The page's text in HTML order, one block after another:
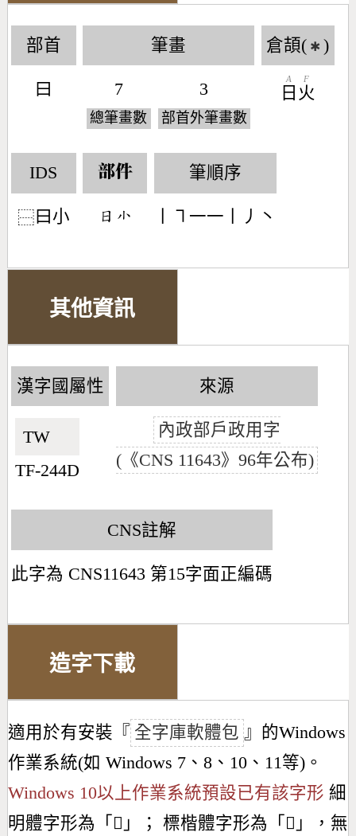
部首
曰
筆畫
7
總筆畫數
3
部首外筆畫數
倉頡( ✱ )
日
A
火
F
IDS
⿱ 曰小
部件
󶃐󶂟
筆順序
丨㇕一一丨丿丶
其他資訊
漢字國屬性
TW🇹🇼
TF-244D
來源
內政部戶政用字
(《CNS 11643》96年公布)
CNS註解
此字為 CNS11643 第15字面正編碼
造字下載
適用於有安裝『 全字庫軟體包 』的Windows
作業系統(如 Windows 7、8、10、11等)。
Windows 10以上作業系統預設已有該字形 細
明體字形為「 𣌢 」； 標楷體字形為「 𣌢 」，無